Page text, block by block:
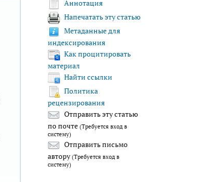
Аннотация
Напечатать эту статью
Метаданные для
индексирования
Как процитировать
материал
Найти ссылки
Политика
рецензирования
Отправить эту статью
по почте (Требуется вход в
систему)
Отправить письмо
автору (Требуется вход в
систему)